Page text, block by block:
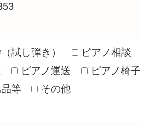
試し弾き） ピアノ相談
ピアノ運送
ピアノ椅子
等
その他